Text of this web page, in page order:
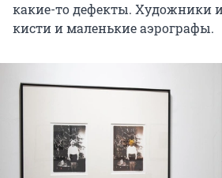
какие-то дефекты. Художники
кисти и маленькие аэрографы.